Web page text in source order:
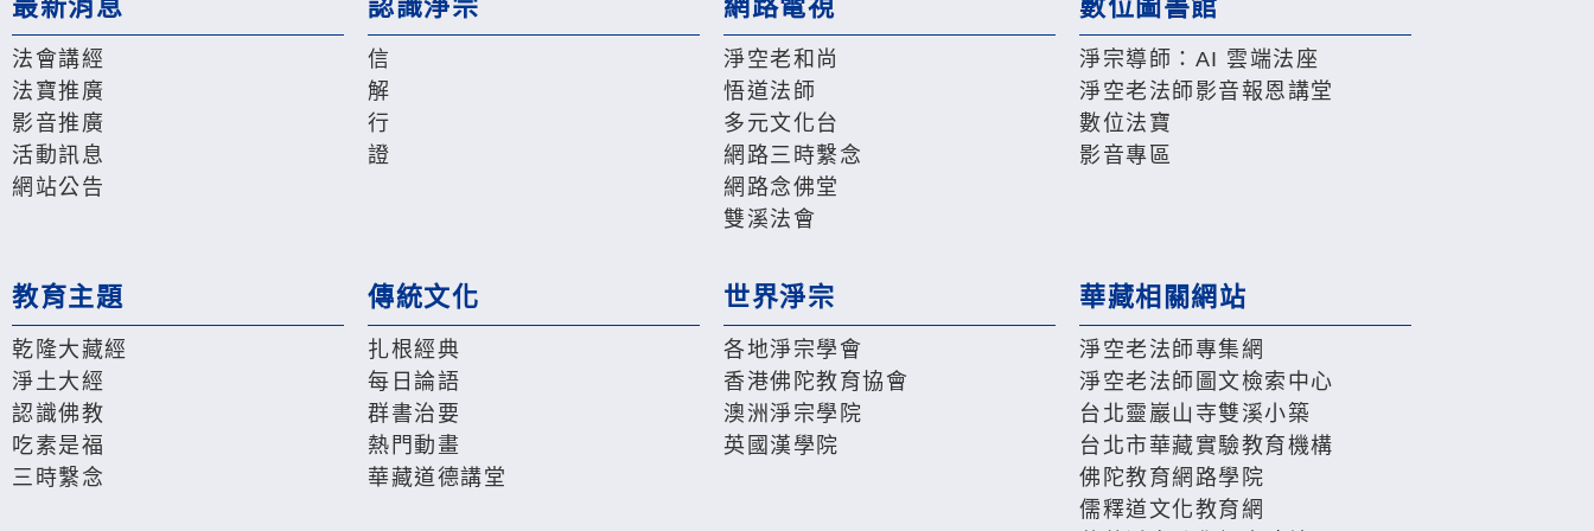
最新消息
法會講經
法寶推廣
影音推廣
活動訊息
網站公告
認識淨宗
信
解
行
證
網路電視
淨空老和尚
悟道法師
多元文化台
網路三時繫念
網路念佛堂
雙溪法會
數位圖書館
淨宗導師：AI 雲端法座
淨空老法師影音報恩講堂
數位法寶
影音專區
教育主題
乾隆大藏經
淨土大經
認識佛教
吃素是福
三時繫念
傳統文化
扎根經典
每日論語
群書治要
熱門動畫
華藏道德講堂
世界淨宗
各地淨宗學會
香港佛陀教育協會
澳洲淨宗學院
英國漢學院
華藏相關網站
淨空老法師專集網
淨空老法師圖文檢索中心
台北靈巖山寺雙溪小築
台北市華藏實驗教育機構
佛陀教育網路學院
儒釋道文化教育網